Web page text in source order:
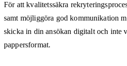
För att kvalitetssäkra
samt möjliggöra god kommunikation
skicka in din ansökan digitalt och inte
pappersformat.